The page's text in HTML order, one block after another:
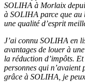
SOLIHA à Morlaix
à SOLIHA parce que au
une qualité d’esprit
J’ai connu SOLIHA en
avantages de louer à
la réduction d’impôts.
personnes qui n’avaient
grâce à SOLIHA, je